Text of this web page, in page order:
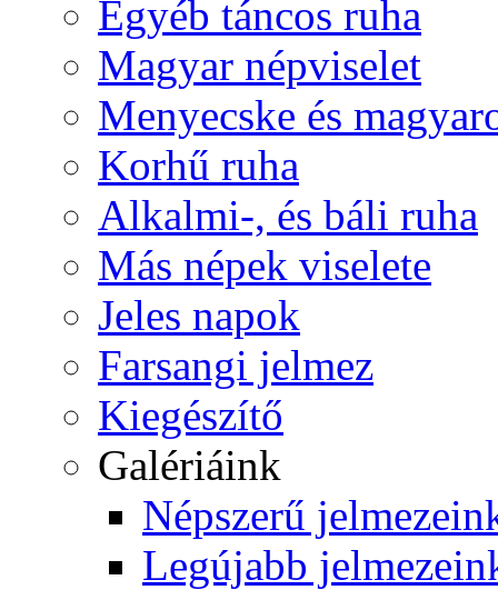
Egyéb táncos ruha
Magyar népviselet
Menyecske és
Korhű ruha
Alkalmi-, és báli ruha
Más népek viselete
Jeles napok
Farsangi jelmez
Kiegészítő
Galériáink
Népszerű
Legújabb